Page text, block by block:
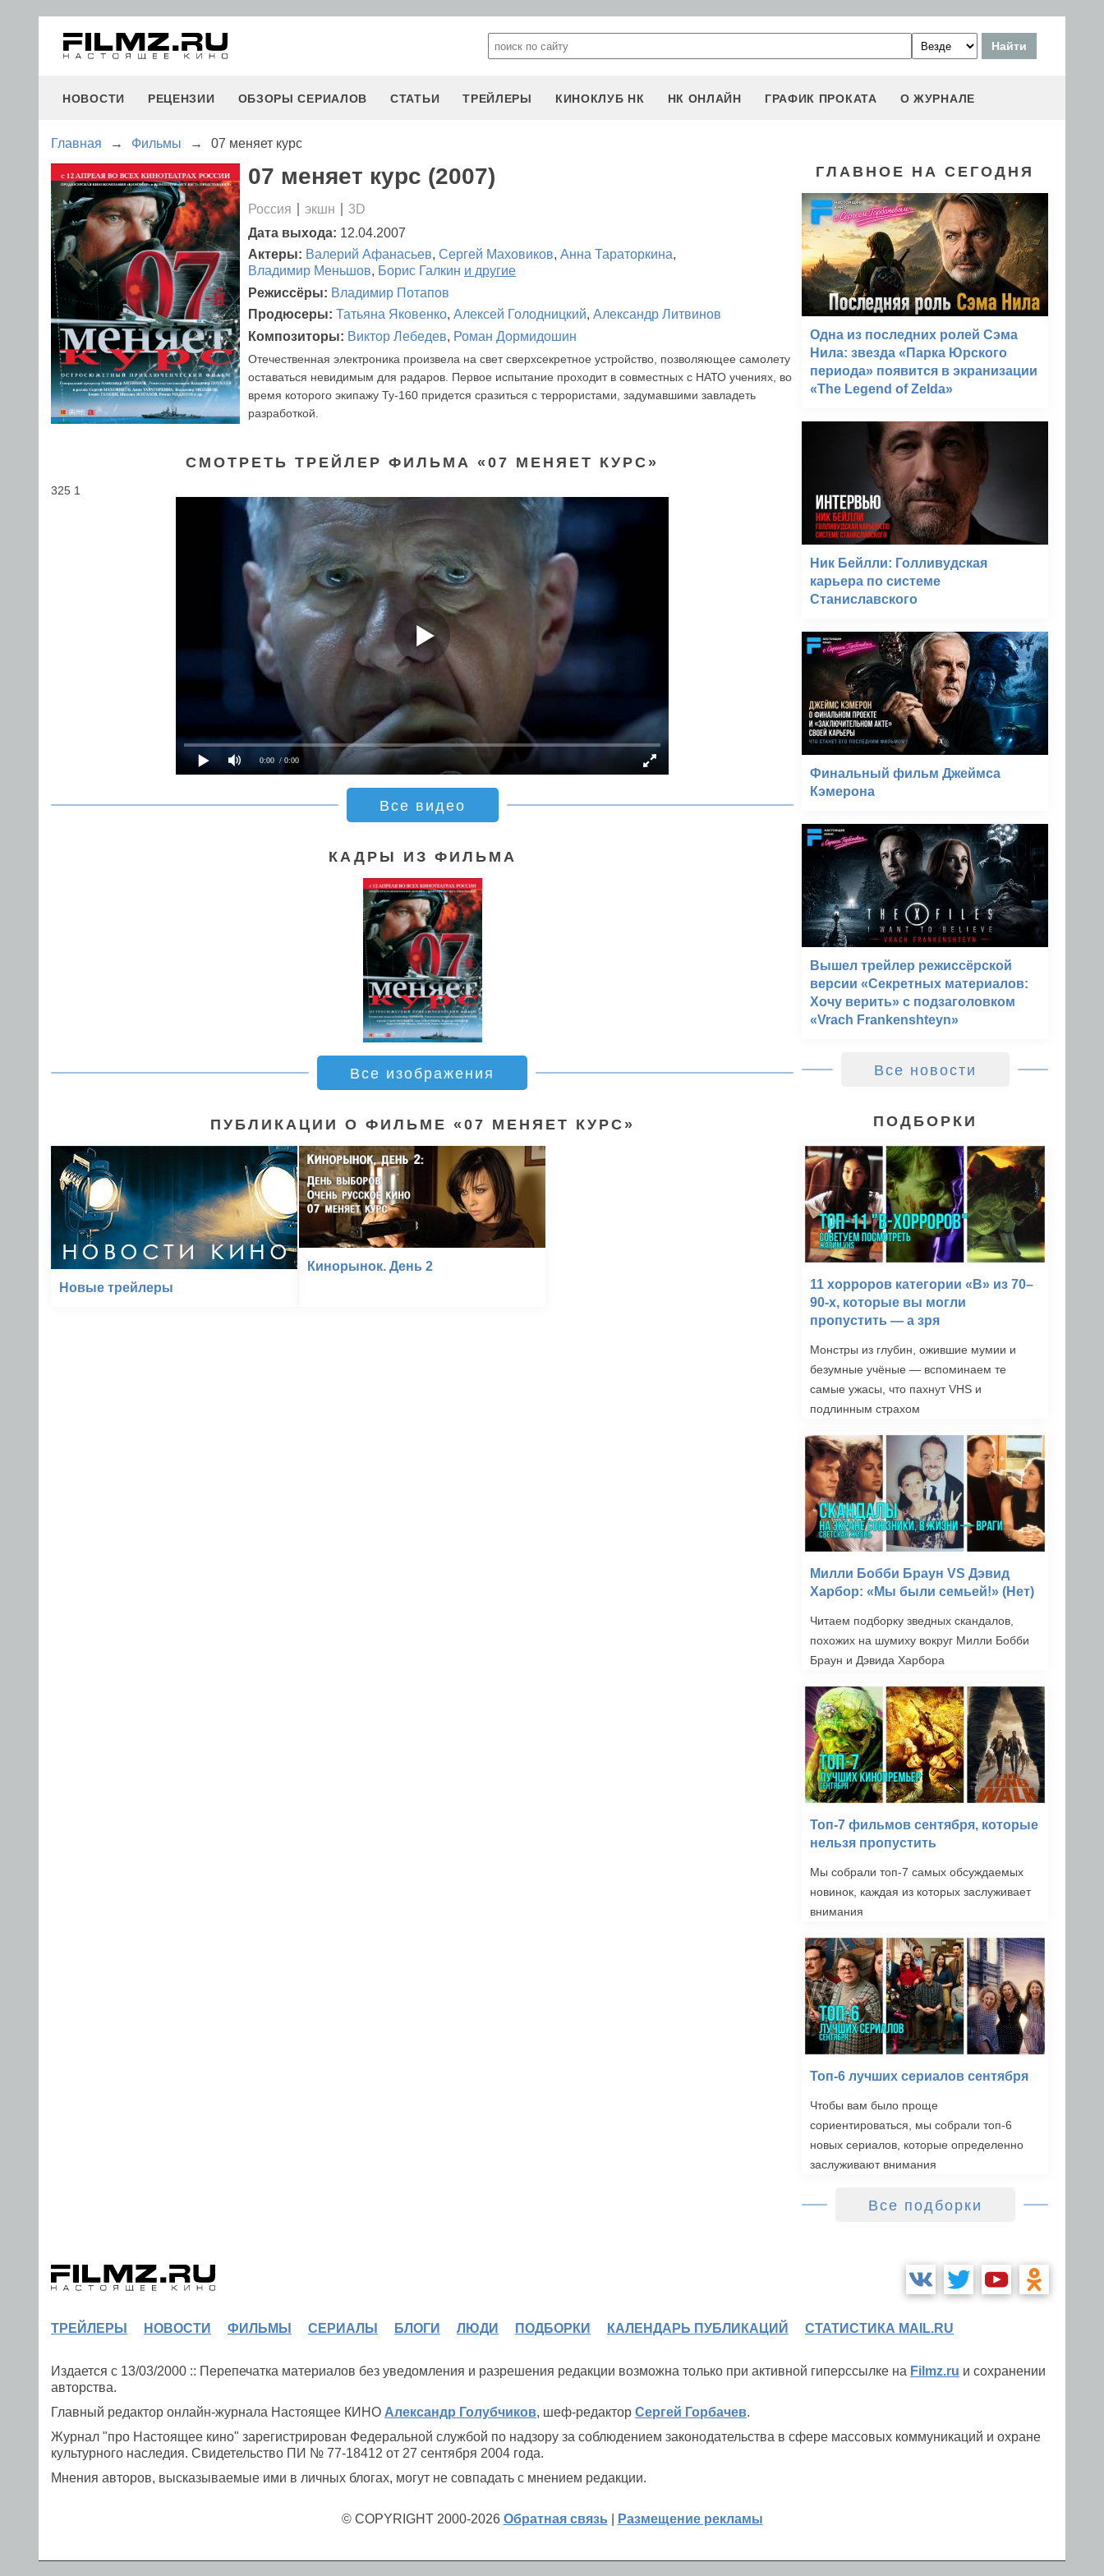
НОВОСТИ РЕЦЕНЗИИ ОБЗОРЫ СЕРИАЛОВ СТАТЬИ ТРЕЙЛЕРЫ КИНОКЛУБ НК НК ОНЛАЙН ГРАФИК ПРОКАТА О ЖУРНАЛЕ
Главная → Фильмы → 07 меняет курс
07 меняет курс (2007)
Россия экшн
3D
Дата выхода: 12.04.2007
Актеры: Валерий Афанасьев, Сергей Маховиков, Анна Тараторкина,
Владимир Меньшов, Борис Галкин и другие
Режиссёры: Владимир Потапов
Продюсеры: Татьяна Яковенко, Алексей Голодницкий, Александр Литвинов
Композиторы: Виктор Лебедев, Роман Дормидошин
Отечественная электроника произвела на свет сверхсекретное устройство, позволяющее самолету
оставаться невидимым для радаров. Первое испытание проходит в совместных с НАТО учениях, во
время которого экипажу Ту-160 придется сразиться с террористами, задумавшими завладеть
разработкой.
СМОТРЕТЬ ТРЕЙЛЕР ФИЛЬМА «07 МЕНЯЕТ КУРС»
325 1
0:00 / 0:00
Все видео
КАДРЫ ИЗ ФИЛЬМА
Все изображения
ПУБЛИКАЦИИ О ФИЛЬМЕ «07 МЕНЯЕТ КУРС»
Новые трейлеры
Кинорынок. День 2
ГЛАВНОЕ НА СЕГОДНЯ
Одна из последних ролей Сэма
Нила: звезда «Парка Юрского
периода» появится в экранизации
«The Legend of Zelda»
Ник Бейлли: Голливудская
карьера по системе
Станиславского
Финальный фильм Джеймса
Кэмерона
Вышел трейлер режиссёрской
версии «Секретных материалов:
Хочу верить» с подзаголовком
«Vrach Frankenshteyn»
Все новости
ПОДБОРКИ
11 хорроров категории «B» из 70–
90-х, которые вы могли
пропустить — а зря
Монстры из глубин, ожившие мумии и
безумные учёные — вспоминаем те
самые ужасы, что пахнут VHS и
подлинным страхом
Милли Бобби Браун VS Дэвид
Харбор: «Мы были семьей!» (Нет)
Читаем подборку зведных скандалов,
похожих на шумиху вокруг Милли Бобби
Браун и Дэвида Харбора
Топ-7 фильмов сентября, которые
нельзя пропустить
Мы собрали топ-7 самых обсуждаемых
новинок, каждая из которых заслуживает
внимания
Топ-6 лучших сериалов сентября
Чтобы вам было проще
сориентироваться, мы собрали топ-6
новых сериалов, которые определенно
заслуживают внимания
Все подборки
ТРЕЙЛЕРЫ НОВОСТИ ФИЛЬМЫ СЕРИАЛЫ БЛОГИ ЛЮДИ ПОДБОРКИ КАЛЕНДАРЬ ПУБЛИКАЦИЙ СТАТИСТИКА MAIL.RU
Издается с 13/03/2000 :: Перепечатка материалов без уведомления и разрешения редакции возможна только при активной гиперссылке на Filmz.ru и сохранении
авторства.
Главный редактор онлайн-журнала Настоящее КИНО Александр Голубчиков, шеф-редактор Сергей Горбачев.
Журнал "про Настоящее кино" зарегистрирован Федеральной службой по надзору за соблюдением законодательства в сфере массовых коммуникаций и охране
культурного наследия. Свидетельство ПИ № 77-18412 от 27 сентября 2004 года.
Мнения авторов, высказываемые ими в личных блогах, могут не совпадать с мнением редакции.
© COPYRIGHT 2000-2026 Обратная связь Размещение рекламы